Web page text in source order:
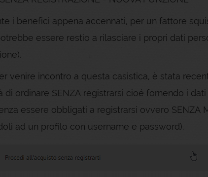
i benefici appena accennati, per un fattore
essere restio a rilasciare i propri dati
venire incontro a questa casistica, è stata
di ordinare SENZA registrarsi cioé fornendo i
essere obbligati a registrarsi ovvero SENZA
ad un profilo con username e password).